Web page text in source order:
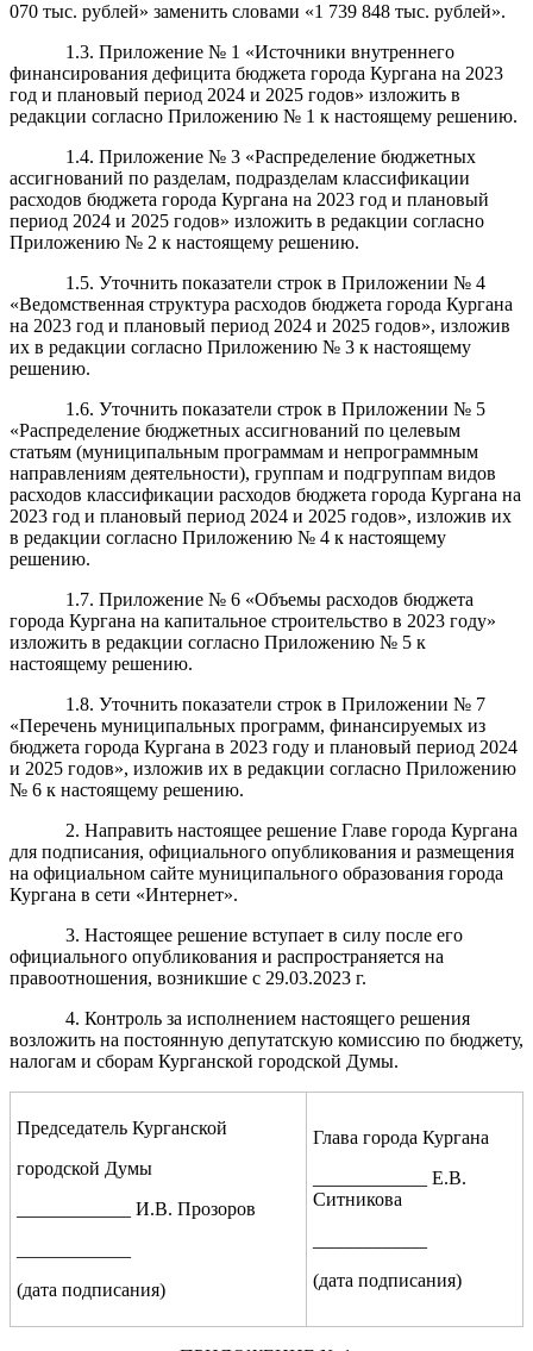
070 тыс. рублей» заменить словами «1 739 848 тыс. рублей».
1.3. Приложение № 1 «Источники внутреннего
финансирования дефицита бюджета города Кургана на 2023
год и плановый период 2024 и 2025 годов» изложить в
редакции согласно Приложению № 1 к настоящему решению.
1.4. Приложение № 3 «Распределение бюджетных
ассигнований по разделам, подразделам классификации
расходов бюджета города Кургана на 2023 год и плановый
период 2024 и 2025 годов» изложить в редакции согласно
Приложению № 2 к настоящему решению.
1.5. Уточнить показатели строк в Приложении № 4
«Ведомственная структура расходов бюджета города Кургана
на 2023 год и плановый период 2024 и 2025 годов», изложив
их в редакции согласно Приложению № 3 к настоящему
решению.
1.6. Уточнить показатели строк в Приложении № 5
«Распределение бюджетных ассигнований по целевым
статьям (муниципальным программам и непрограммным
направлениям деятельности), группам и подгруппам видов
расходов классификации расходов бюджета города Кургана на
2023 год и плановый период 2024 и 2025 годов», изложив их
в редакции согласно Приложению № 4 к настоящему
решению.
1.7. Приложение № 6 «Объемы расходов бюджета
города Кургана на капитальное строительство в 2023 году»
изложить в редакции согласно Приложению № 5 к
настоящему решению.
1.8. Уточнить показатели строк в Приложении № 7
«Перечень муниципальных программ, финансируемых из
бюджета города Кургана в 2023 году и плановый период 2024
и 2025 годов», изложив их в редакции согласно Приложению
№ 6 к настоящему решению.
2. Направить настоящее решение Главе города Кургана
для подписания, официального опубликования и размещения
на официальном сайте муниципального образования города
Кургана в сети «Интернет».
3. Настоящее решение вступает в силу после его
официального опубликования и распространяется на
правоотношения, возникшие с 29.03.2023 г.
4. Контроль за исполнением настоящего решения
возложить на постоянную депутатскую комиссию по бюджету,
налогам и сборам Курганской городской Думы.
Председатель Курганской
городской Думы
____________ И.В. Прозоров
(дата подписания)
Глава города Кургана
____________ Е.В.
Ситникова
(дата подписания)